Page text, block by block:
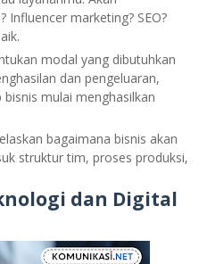
Influencer marketing? SEO?
modal yang dibutuhkan
dan pengeluaran,
mulai menghasilkan
bagaimana bisnis akan
struktur tim, proses produksi,
dan Digital